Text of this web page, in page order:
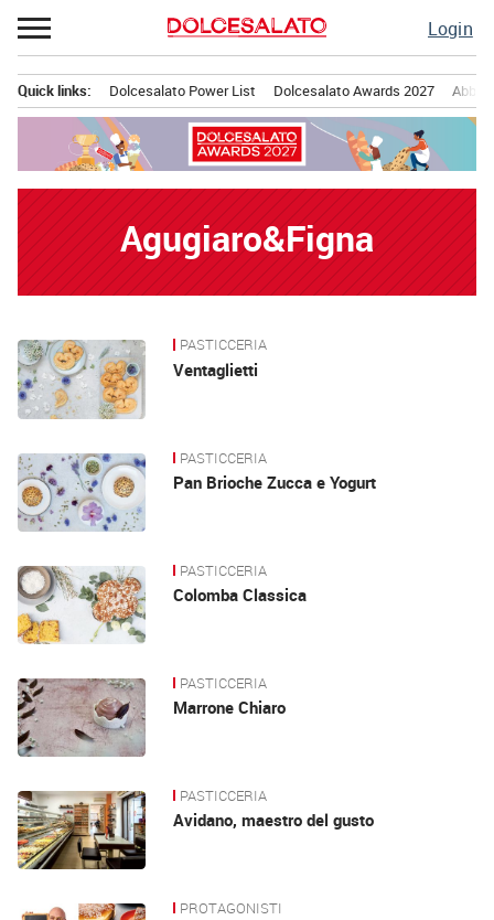
Passa
al
Login
principale
Quick links: Dolcesalato Power List Dolcesalato Awards 2027
Agugiaro&Figna
News PASTICCERIA
Ventaglietti
PASTICCERIA
Pan Brioche Zucca e Yogurt
PASTICCERIA
Colomba Classica
PASTICCERIA
Marrone Chiaro
PASTICCERIA
Avidano, maestro del gusto
PROTAGONISTI